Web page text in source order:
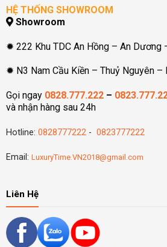
HỆ THỐNG SHOWROOM
Showroom
✹ 222 Khu TDC An Hồng – An Dương
✹ N3 Nam Cầu Kiền – Thuỷ Nguyên –
Gọi ngay 0828.777.222–
và nhận hàng sau 24h
Hotline: 0828777222- 0823777222
Email: LuxuryTime.VN2018@gmail.com
Liên Hệ